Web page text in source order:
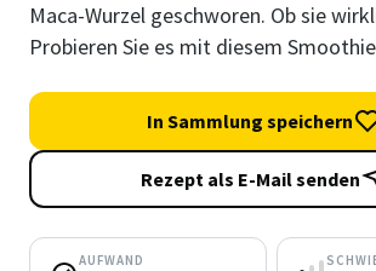
Maca-Wurzel geschworen. Ob sie
Probieren Sie es mit diesem
In Sammlung speichern
Rezept als E-Mail senden
AUFWAND